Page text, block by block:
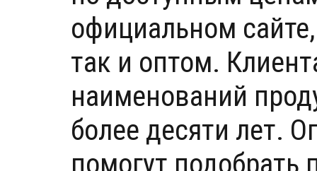
официальном
так и оптом.
наименований
более десяти лет.
помогут подобрать